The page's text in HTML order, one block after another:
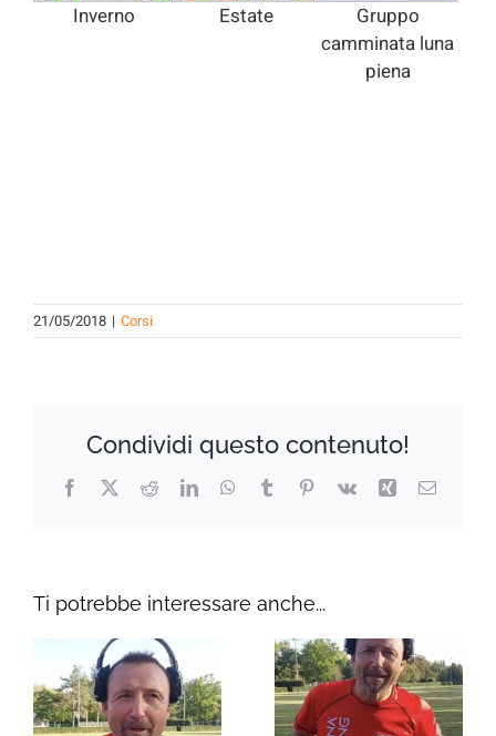
Inverno Estate
Gruppo
camminata luna
piena
21/05/2018 | Corsi
Condividi questo contenuto!
Facebook
X RedditLinkedInWhatsApp
TumblrPinterest
Vk Xing Email
Ti potrebbe interessare anche...